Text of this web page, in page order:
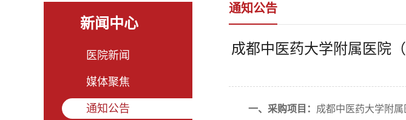
新闻中心
医院新闻
媒体聚焦
通知公告
通知公告
成都中医药大学附属医院
一、 采购项目 ： 成都中医药大学附属